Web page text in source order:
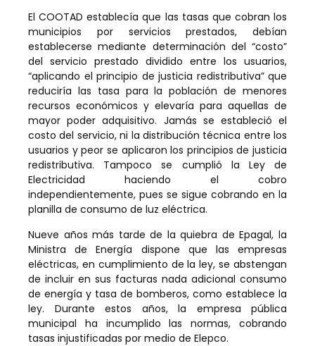
El COOTAD establecía que las tasas que cobran los
municipios por servicios prestados, debían
establecerse mediante determinación del “costo”
del servicio prestado dividido entre los usuarios,
“aplicando el principio de justicia redistributiva” que
reduciría las tasa para la población de menores
recursos económicos y elevaría para aquellas de
mayor poder adquisitivo. Jamás se estableció el
costo del servicio, ni la distribución técnica entre los
usuarios y peor se aplicaron los principios de justicia
redistributiva. Tampoco se cumplió la Ley de
Electricidad haciendo el cobro
independientemente, pues se sigue cobrando en la
planilla de consumo de luz eléctrica.
Nueve años más tarde de la quiebra de Epagal, la
Ministra de Energía dispone que las empresas
eléctricas, en cumplimiento de la ley, se abstengan
de incluir en sus facturas nada adicional consumo
de energía y tasa de bomberos, como establece la
ley. Durante estos años, la empresa pública
municipal ha incumplido las normas, cobrando
tasas injustificadas por medio de Elepco.